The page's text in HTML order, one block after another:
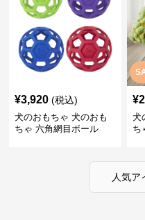
¥3,920 (税込)
犬のおもちゃ 犬のおも
ちゃ 六角網目ボール
¥
犬
ち
人気ア